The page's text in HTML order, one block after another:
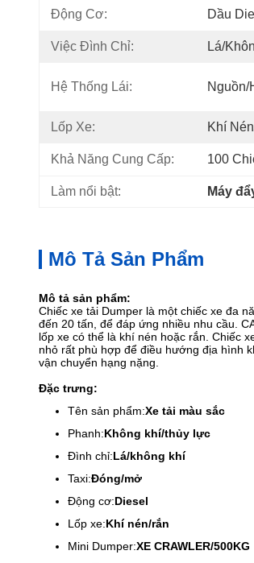
Động Cơ: Dầu
Việc Đình Chỉ: Lá/
Hệ Thống Lái:
Lốp Xe: Khí
Khả Năng Cung Cấp: 100
Làm nổi bật: Máy
Mô Tả Sản Phẩm
Mô tả sản phẩm:
Chiếc xe tải Dumper là một chiếc xe đa
đến 20 tấn, để đáp ứng nhiều nhu cầu.
lốp xe có thể là khí nén hoặc rắn. Chiếc
nhỏ rất phù hợp để điều hướng địa hình
vận chuyển hạng nặng.
Đặc trưng:
Tên sản phẩm:Xe tải màu sắc
Phanh:Không khí/thủy lực
Đình chỉ:Lá/không khí
Taxi:Đóng/mở
Động cơ:Diesel
Lốp xe:Khí nén/rắn
Mini Dumper:XE CRAWLER/500KG